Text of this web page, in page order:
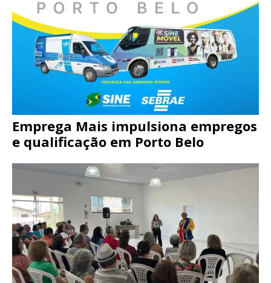
Emprega Mais impulsiona empregos
e qualificação em Porto Belo